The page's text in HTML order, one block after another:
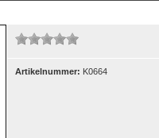
Artikelnummer: K0664